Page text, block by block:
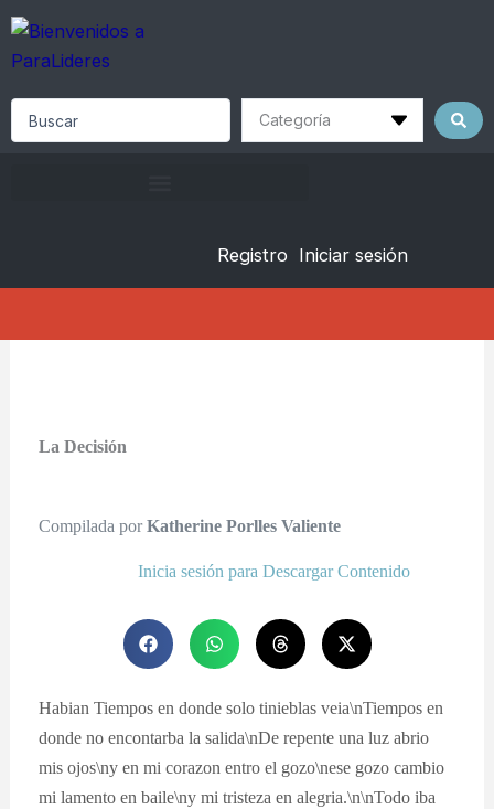
Skip
content
Registro Iniciar sesión
La Decisión
Compilada porKatherine Porlles Valiente
Inicia sesión para Descargar Contenido
Habian Tiempos en donde solo tinieblas veia\nTiempos en
donde no encontarba la salida\nDe repente una luz abrio
mis ojos\ny en mi corazon entro el gozo\nese gozo cambio
mi lamento en baile\ny mi tristeza en alegria.\n\nTodo iba